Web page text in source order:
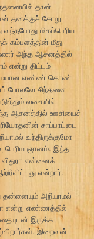
தான்
தனக்குச் சோறு
மிகப்பெரிய
கம்பளத்தின் மீது
அந்த ஆசனத்தில்
என்று திட்டம்
எண்ண் கொண்ட
போலவே சிந்தனை
வகையில்
ஆசனத்தில் ஊசியைச்
சாப்பாட்டை
வந்திருக்குமோ
பெரிய ஞானம். இந்த
என்னைக்
என்றார்.
தன்னையும் அறியாமல்
என்று எண்ணத்தில்
இருக்க
இறைவன்